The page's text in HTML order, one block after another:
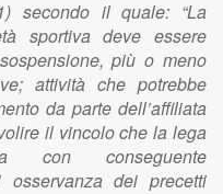
secondo il quale: “La
sportiva deve essere
più o meno
attività che potrebbe
da parte dell’affiliata
il vincolo che la lega
con conseguente
osservanza dei precetti